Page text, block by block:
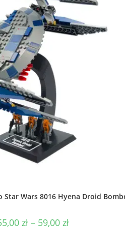
Star Wars 8016 Hyena Droid
zł – 59,00 złZakres